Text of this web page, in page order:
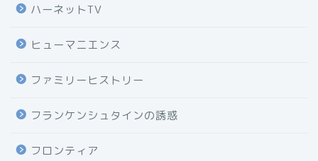
ハーネットTV
ヒューマニエンス
ファミリーヒストリー
フランケンシュタインの誘惑
フロンティア